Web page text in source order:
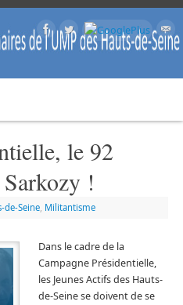
le 92
!
de-Seine, Militantisme
Dans le cadre de la
Campagne Présidentielle,
les Jeunes Actifs des Hauts-
de-Seine se doivent de se